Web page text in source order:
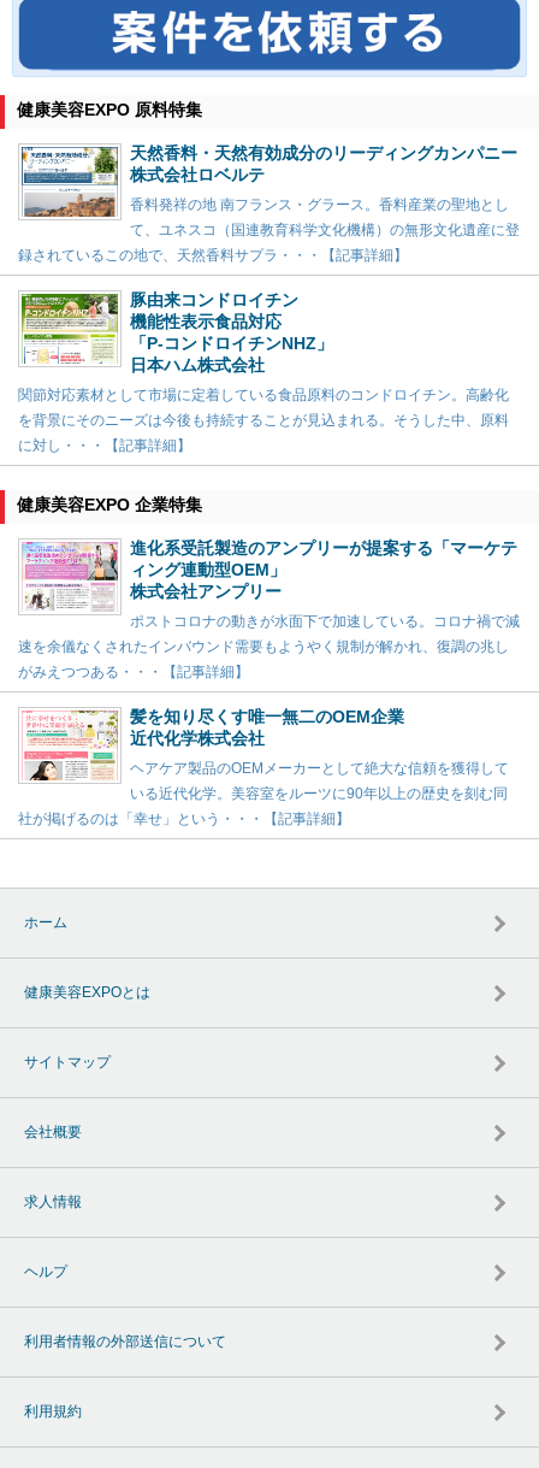
健康美容EXPO 原料特集
天然香料・天然有効成分のリーディングカンパニー
株式会社ロベルテ
香料発祥の地 南フランス・グラース。香料産業の聖地とし
て、ユネスコ（国連教育科学文化機構）の無形文化遺産に登
録されているこの地で、天然香料サプラ・・・【記事詳細】
豚由来コンドロイチン
機能性表示食品対応
「P-コンドロイチンNHZ」
日本ハム株式会社
関節対応素材として市場に定着している食品原料のコンドロイチン。高齢化
を背景にそのニーズは今後も持続することが見込まれる。そうした中、原料
に対し・・・【記事詳細】
健康美容EXPO 企業特集
進化系受託製造のアンプリーが提案する「マーケテ
ィング連動型OEM」
株式会社アンプリー
ポストコロナの動きが水面下で加速している。コロナ禍で減
速を余儀なくされたインバウンド需要もようやく規制が解かれ、復調の兆し
がみえつつある・・・【記事詳細】
髪を知り尽くす唯一無二のOEM企業
近代化学株式会社
ヘアケア製品のOEMメーカーとして絶大な信頼を獲得して
いる近代化学。美容室をルーツに90年以上の歴史を刻む同
社が掲げるのは「幸せ」という・・・【記事詳細】
ホーム
健康美容EXPOとは
サイトマップ
会社概要
求人情報
ヘルプ
利用者情報の外部送信について
利用規約